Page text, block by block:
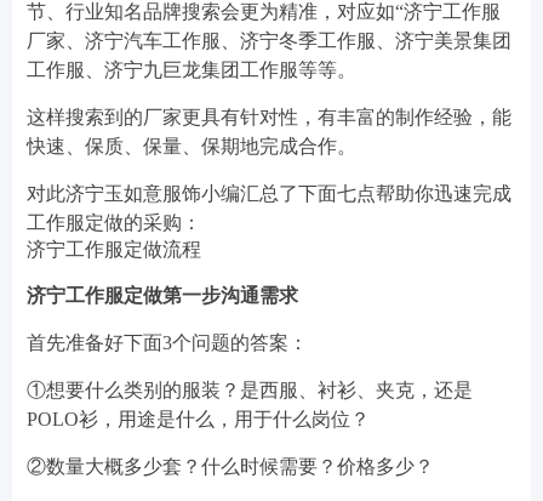
节、行业知名品牌搜索会更为精准，对应如“济宁工作服
厂家、济宁汽车工作服、济宁冬季工作服、济宁美景集团
工作服、济宁九巨龙集团工作服等等。
这样搜索到的厂家更具有针对性，有丰富的制作经验，能
快速、保质、保量、保期地完成合作。
对此济宁玉如意服饰小编汇总了下面七点帮助你迅速完成
工作服定做的采购：
济宁工作服定做流程
济宁工作服定做第一步沟通需求
首先准备好下面3个问题的答案：
①想要什么类别的服装？是西服、衬衫、夹克，还是
POLO衫，用途是什么，用于什么岗位？
②数量大概多少套？什么时候需要？价格多少？